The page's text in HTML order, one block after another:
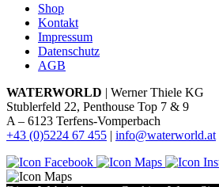
Shop
Kontakt
Impressum
Datenschutz
AGB
WATERWORLD | Werner Thiele KG
Stublerfeld 22, Penthouse Top 7 & 9
A – 6123 Terfens-Vomperbach
+43 (0)5224 67 455 | info@waterworld.at